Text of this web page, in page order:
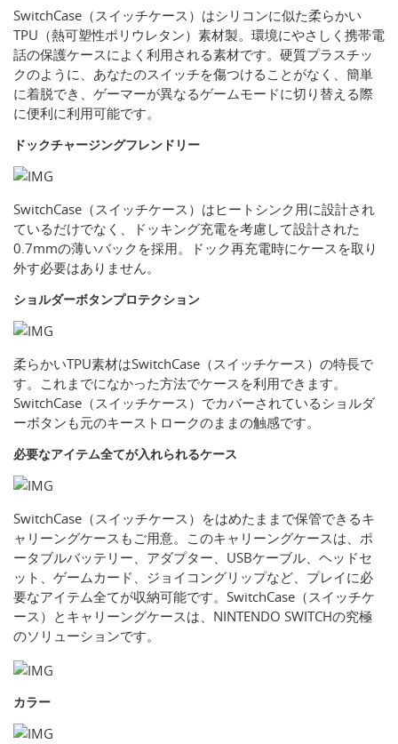
SwitchCase（スイッチケース）はシリコンに似た柔らかい
TPU（熱可塑性ポリウレタン）素材製。環境にやさしく携帯電
話の保護ケースによく利用される素材です。硬質プラスチッ
クのように、あなたのスイッチを傷つけることがなく、簡単
に着脱でき、ゲーマーが異なるゲームモードに切り替える際
に便利に利用可能です。
ドックチャージングフレンドリー
SwitchCase（スイッチケース）はヒートシンク用に設計され
ているだけでなく、ドッキング充電を考慮して設計された
0.7mmの薄いバックを採用。ドック再充電時にケースを取り
外す必要はありません。
ショルダーボタンプロテクション
柔らかいTPU素材はSwitchCase（スイッチケース）の特長で
す。これまでになかった方法でケースを利用できます。
SwitchCase（スイッチケース）でカバーされているショルダ
ーボタンも元のキーストロークのままの触感です。
必要なアイテム全てが入れられるケース
SwitchCase（スイッチケース）をはめたままで保管できるキ
ャリーングケースもご用意。このキャリーングケースは、ポ
ータブルバッテリー、アダプター、USBケーブル、ヘッドセ
ット、ゲームカード、ジョイコングリップなど、プレイに必
要なアイテム全てが収納可能です。SwitchCase（スイッチケ
ース）とキャリーングケースは、NINTENDO SWITCHの究極
のソリューションです。
カラー